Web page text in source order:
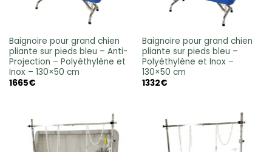
Baignoire pour grand chien
pliante sur pieds bleu – Anti-
Projection – Polyéthylène et
Inox – 130×50 cm
1665€
Baignoire pour grand chien
pliante sur pieds bleu –
Polyéthylène et Inox –
130×50 cm
1332€